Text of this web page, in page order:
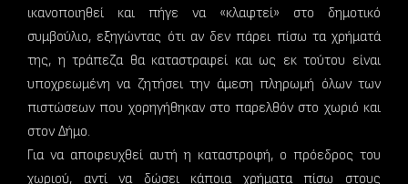
ικανοποιηθεί και πήγε να «κλαφτεί» στο δημοτικό
συμβούλιο, εξηγώντας ότι αν δεν πάρει πίσω τα χρήματά
της, η τράπεζα θα καταστραφεί και ως εκ τούτου είναι
υποχρεωμένη να ζητήσει την άμεση πληρωμή όλων των
πιστώσεων που χορηγήθηκαν στο παρελθόν στο χωριό και
στον Δήμο.
Για να αποφευχθεί αυτή η καταστροφή, ο πρόεδρος του
χωριού, αντί να δώσει κάποια χρήματα πίσω στους